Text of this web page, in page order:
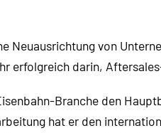
von
erfolgreich darin,
Branche den
hat er den